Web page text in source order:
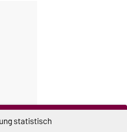
statistisch